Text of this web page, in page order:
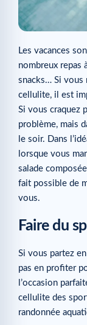
Les vacances
nombreux repas
snacks… Si vous
cellulite, il est
Si vous craquez
problème, mais
le soir. Dans
lorsque vous
salade
fait possible de
vous.
Faire du
Si vous partez
pas en profiter
l’occasion
cellulite des
randonnée